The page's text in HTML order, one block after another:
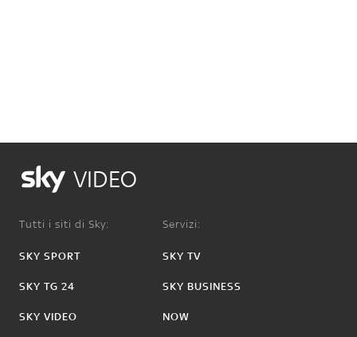
VIDEO
Tutti i siti di Sky:
SKY SPORT
SKY TG 24
SKY VIDEO
Servizi:
SKY TV
SKY BUSINESS
NOW